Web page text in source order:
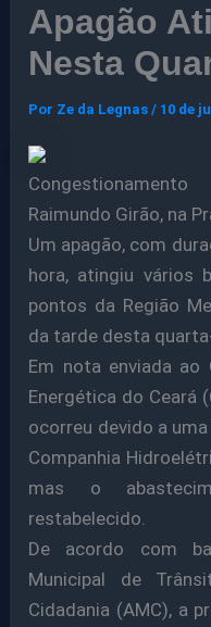
Apagão
Nesta
Por Ze da Legnas/ 10 de
Raimundo Girão, na
Um apagão, com
hora, atingiu vários
pontos da Região
da tarde desta
Em nota enviada ao
Energética do Ceará
ocorreu devido a
Companhia
mas o
restabelecido.
De acordo com
Municipal de
Cidadania (AMC), a